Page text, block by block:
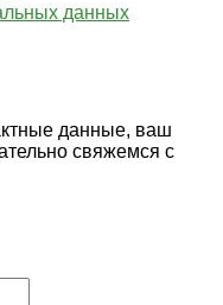
данных
данные, ваш
свяжемся с